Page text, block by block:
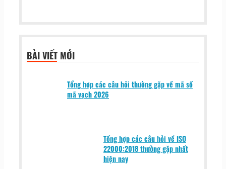
BÀI VIẾT MỚI
Tổng hợp các câu hỏi thường gặp về mã số
mã vạch 2026
Tổng hợp các câu hỏi về ISO
22000:2018 thường gặp nhất
hiện nay